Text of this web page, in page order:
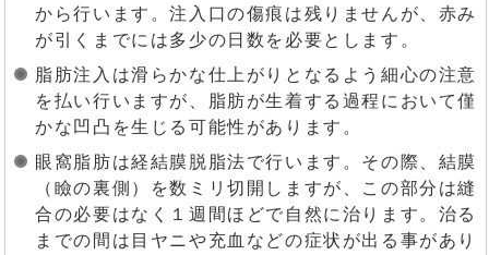
から行います。注入口の傷痕は残りませんが、赤み
が引くまでには多少の日数を必要とします。
脂肪注入は滑らかな仕上がりとなるよう細心の注意
を払い行いますが、脂肪が生着する過程において僅
かな凹凸を生じる可能性があります。
眼窩脂肪は経結膜脱脂法で行います。その際、結膜
（瞼の裏側）を数ミリ切開しますが、この部分は縫
合の必要はなく１週間ほどで自然に治ります。治る
までの間は目ヤニや充血などの症状が出る事があり